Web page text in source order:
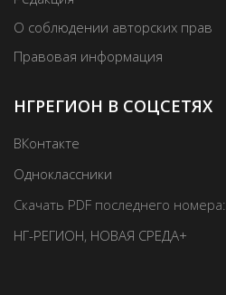
О соблюдении авторских прав
Правовая информация
НГРЕГИОН В СОЦСЕТЯХ
ВКонтакте
Одноклассники
Скачать PDF последнего номера:
НГ-РЕГИОН, НОВАЯ СРЕДА+